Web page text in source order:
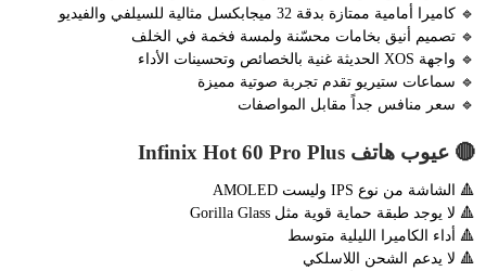
🔹 كاميرا أمامية ممتازة بدقة 32 ميجابكسل مثالية للسيلفي والفيديو
🔹 تصميم أنيق بخامات محسّنة ولمسة فخمة في الخلف
🔹 واجهة XOS الحديثة غنية بالخصائص وتحسينات الأداء
🔹 سماعات ستيريو تقدم تجربة صوتية مميزة
🔹 سعر منافس جداً مقابل المواصفات
🔴 عيوب هاتف Infinix Hot 60 Pro Plus
🔺 الشاشة من نوع IPS وليست AMOLED
🔺 لا يوجد طبقة حماية قوية مثل Gorilla Glass
🔺 أداء الكاميرا الليلية متوسط
🔺 لا يدعم الشحن اللاسلكي